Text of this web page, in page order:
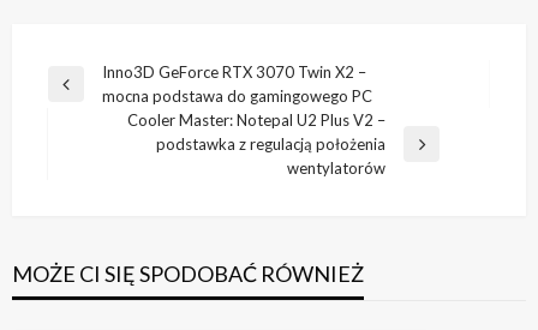
Nawigacja
wpisu
Poprzedni
Inno3D GeForce RTX 3070 Twin X2 –
mocna podstawa do gamingowego PC
Cooler Master: Notepal U2 Plus V2 –
podstawka z regulacją położenia
wentylatorów
MOŻE CI SIĘ SPODOBAĆ RÓWNIEŻ